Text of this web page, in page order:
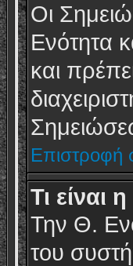
Οι
Ενότητα
και
Επιστροφή
Τι είναι
Την Θ.
του